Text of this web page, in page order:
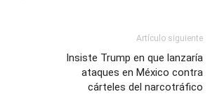
Artículo siguiente
Insiste Trump en que lanzaría
ataques en México contra
cárteles del narcotráfico